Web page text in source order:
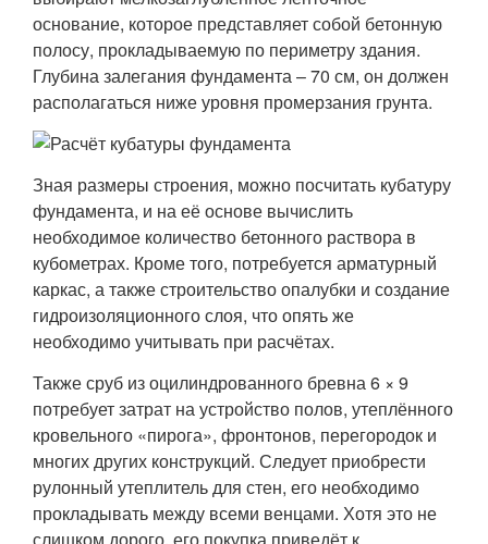
основание, которое представляет собой бетонную
полосу, прокладываемую по периметру здания.
Глубина залегания фундамента – 70 см, он должен
располагаться ниже уровня промерзания грунта.
Зная размеры строения, можно посчитать кубатуру
фундамента, и на её основе вычислить
необходимое количество бетонного раствора в
кубометрах. Кроме того, потребуется арматурный
каркас, а также строительство опалубки и создание
гидроизоляционного слоя, что опять же
необходимо учитывать при расчётах.
Также сруб из оцилиндрованного бревна 6 × 9
потребует затрат на устройство полов, утеплённого
кровельного «пирога», фронтонов, перегородок и
многих других конструкций. Следует приобрести
рулонный утеплитель для стен, его необходимо
прокладывать между всеми венцами. Хотя это не